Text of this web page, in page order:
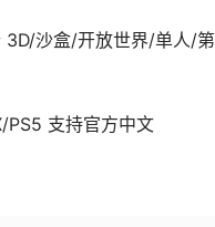
沙盒/开放世界/单人/
支持官方中文